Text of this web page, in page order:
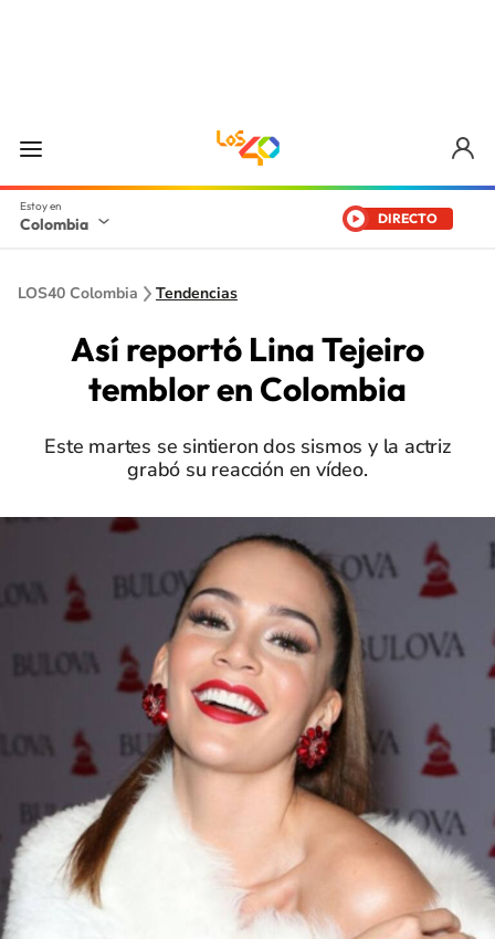
Colombia DIRECTO
LOS40 Colombia Tendencias
Así reportó Lina Tejeiro
temblor en Colombia
Este martes se sintieron dos sismos y la actriz
grabó su reacción en vídeo.